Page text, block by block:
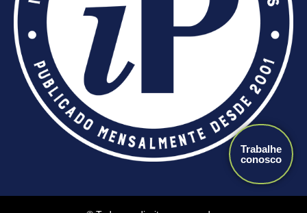
Trabalhe
conosco